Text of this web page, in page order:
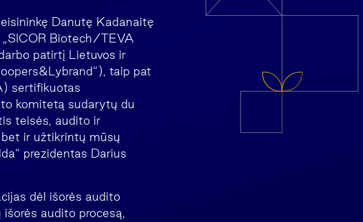
Danutę Kadanaitę
Biotech/TEVA
patirtį Lietuvos ir
taip pat
sertifikuotas
komitetą sudarytų du
teisės, audito ir
ir užtikrintų mūsų
prezidentas Darius
dėl išorės audito
audito procesą,